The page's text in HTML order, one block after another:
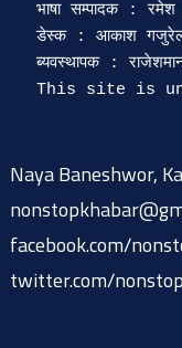
भाषा सम्पादक : रमेश
डेस्क : आकाश गजुरेल
ब्यवस्थापक :
Naya Baneshwor,
facebook.com/
twitter.com/